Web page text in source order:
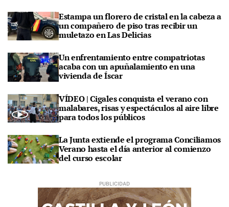
Estampa un florero de cristal en la cabeza a
un compañero de piso tras recibir un
muletazo en Las Delicias
Un enfrentamiento entre compatriotas
acaba con un apuñalamiento en una
vivienda de Íscar
VÍDEO | Cigales conquista el verano con
malabares, risas y espectáculos al aire libre
para todos los públicos
La Junta extiende el programa Conciliamos
Verano hasta el día anterior al comienzo
del curso escolar